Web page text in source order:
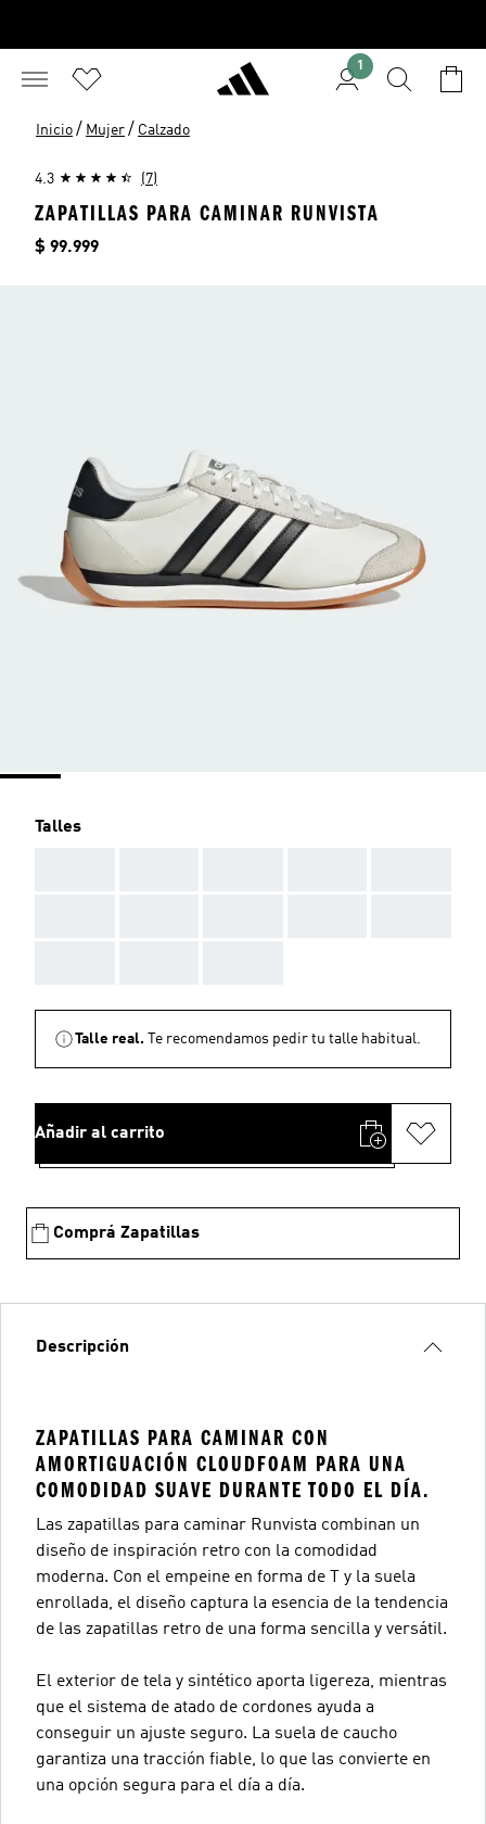
1
Inicio / Mujer / Calzado
4.3 (7)
ZAPATILLAS PARA CAMINAR RUNVISTA
Precio
$ 99.999
Talles
Talle real. Te recomendamos pedir tu talle habitual.
Añadir al carrito
Comprá Zapatillas
Descripción
ZAPATILLAS PARA CAMINAR CON
AMORTIGUACIÓN CLOUDFOAM PARA UNA
COMODIDAD SUAVE DURANTE TODO EL DÍA.
Las zapatillas para caminar Runvista combinan un
diseño de inspiración retro con la comodidad
moderna. Con el empeine en forma de T y la suela
enrollada, el diseño captura la esencia de la tendencia
de las zapatillas retro de una forma sencilla y versátil.
El exterior de tela y sintético aporta ligereza, mientras
que el sistema de atado de cordones ayuda a
conseguir un ajuste seguro. La suela de caucho
garantiza una tracción fiable, lo que las convierte en
una opción segura para el día a día.